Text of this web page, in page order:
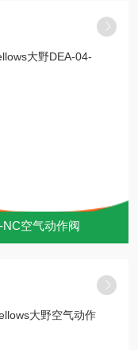
空气动作阀